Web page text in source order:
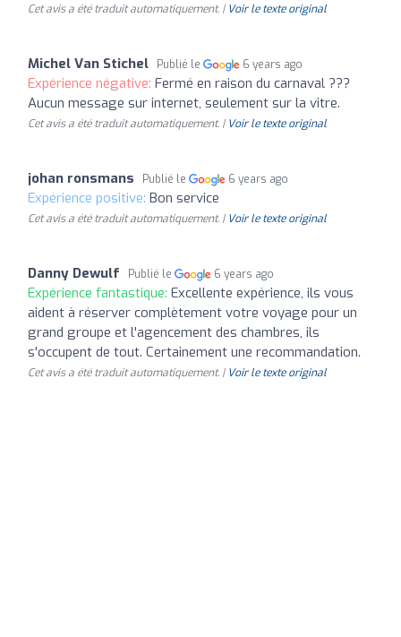
Cet avis a été traduit automatiquement. | Voir le texte original
Michel Van Stichel Publié le 6 years ago
Expérience négative: Fermé en raison du carnaval ???
Aucun message sur internet, seulement sur la vitre.
Cet avis a été traduit automatiquement. | Voir le texte original
johan ronsmans Publié le 6 years ago
Expérience positive: Bon service
Cet avis a été traduit automatiquement. | Voir le texte original
Danny Dewulf Publié le 6 years ago
Expérience fantastique: Excellente expérience, ils vous
aident à réserver complètement votre voyage pour un
grand groupe et l'agencement des chambres, ils
s'occupent de tout. Certainement une recommandation.
Cet avis a été traduit automatiquement. | Voir le texte original